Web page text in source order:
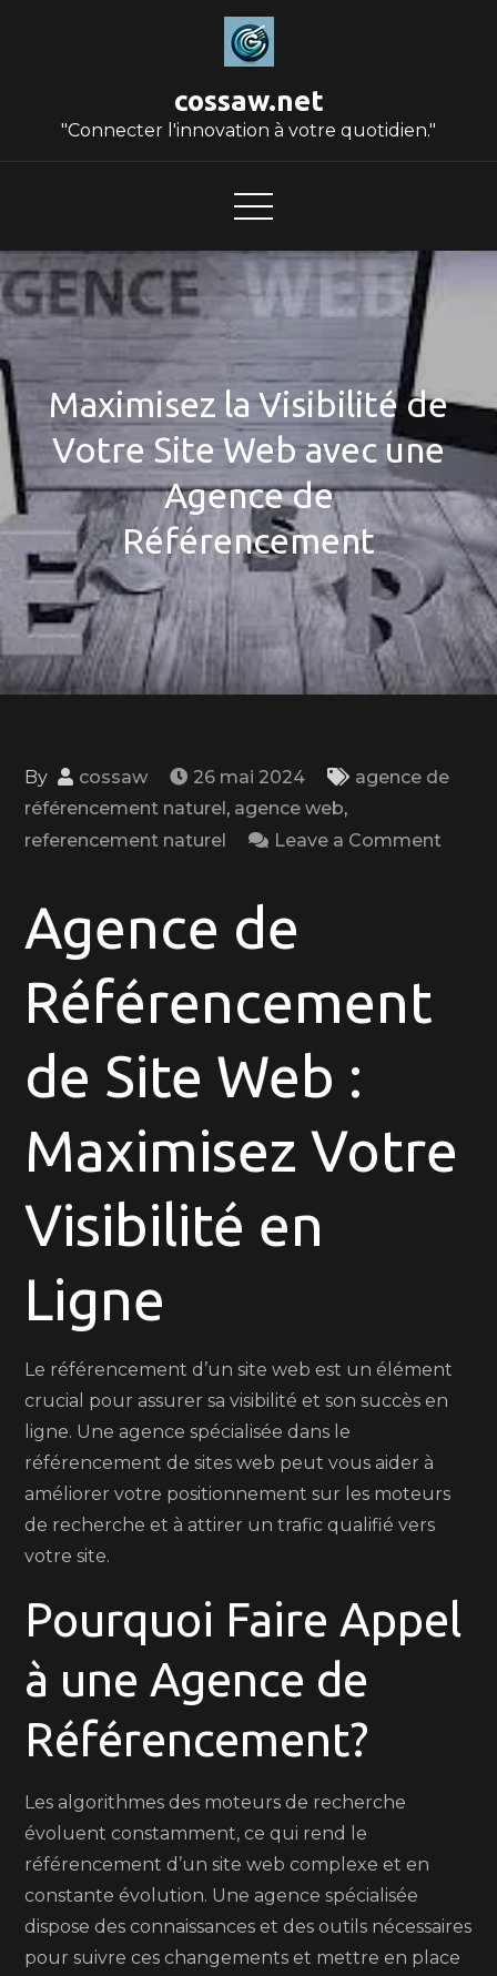
cossaw.net
"Connecter l'innovation à votre quotidien."
Maximisez la Visibilité de
Votre Site Web avec une
Agence de
Référencement
By cossaw 26 mai 2024
agence de
référencement naturel, agence web,
referencement naturel
Leave a Comment
de
Agence de
Référencement
de Site Web :
Maximisez Votre
Visibilité en
Ligne
Le référencement d’un site web est un élément
crucial pour assurer sa visibilité et son succès en
ligne. Une agence spécialisée dans le
référencement de sites web peut vous aider à
améliorer votre positionnement sur les moteurs
de recherche et à attirer un trafic qualifié vers
votre site.
Pourquoi Faire Appel
à une Agence de
Référencement?
Les algorithmes des moteurs de recherche
évoluent constamment, ce qui rend le
référencement d’un site web complexe et en
constante évolution. Une agence spécialisée
dispose des connaissances et des outils nécessaires
pour suivre ces changements et mettre en place